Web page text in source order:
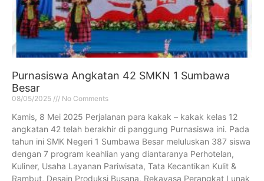
Purnasiswa Angkatan 42 SMKN 1 Sumbawa
Besar
08/05/2025 No Comments
Kamis, 8 Mei 2025 Perjalanan para kakak – kakak kelas 12
angkatan 42 telah berakhir di panggung Purnasiswa ini. Pada
tahun ini SMK Negeri 1 Sumbawa Besar meluluskan 387 siswa
dengan 7 program keahlian yang diantaranya Perhotelan,
Kuliner, Usaha Layanan Pariwisata, Tata Kecantikan Kulit &
Rambut, Desain Produksi Busana, Rekayasa Perangkat Lunak